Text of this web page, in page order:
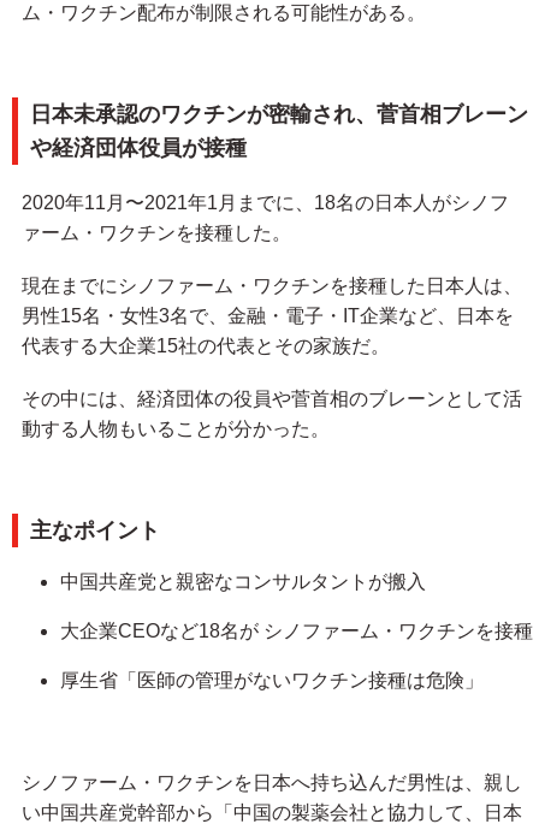
ム・ワクチン配布が制限される可能性がある。
日本未承認のワクチンが密輸され、菅首相ブレーン
や経済団体役員が接種
2020年11月〜2021年1月までに、18名の日本人がシノフ
ァーム・ワクチンを接種した。
現在までにシノファーム・ワクチンを接種した日本人は、
男性15名・女性3名で、金融・電子・IT企業など、日本を
代表する大企業15社の代表とその家族だ。
その中には、経済団体の役員や菅首相のブレーンとして活
動する人物もいることが分かった。
主なポイント
中国共産党と親密なコンサルタントが搬入
大企業CEOなど18名が シノファーム・ワクチンを接種
厚生省「医師の管理がないワクチン接種は危険」
シノファーム・ワクチンを日本へ持ち込んだ男性は、親し
い中国共産党幹部から「中国の製薬会社と協力して、日本